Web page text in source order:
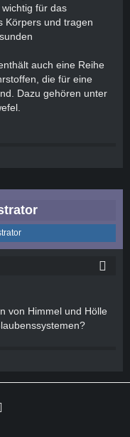
für das
Körpers und tragen
auch eine Reihe
die für eine
Dazu gehören unter
von Himmel und Hölle